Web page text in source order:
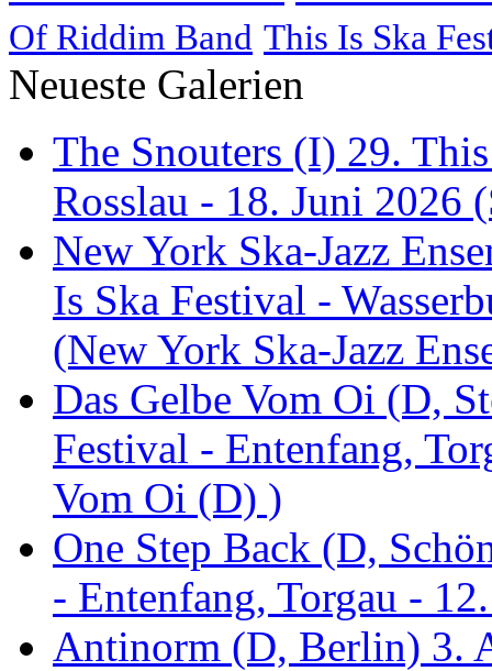
Of Riddim Band This Is Ska
Neueste Galerien
The Snouters (I) 29.
Rosslau - 18. Juni 2026
New York Ska-Jazz
Is Ska Festival -
(New York Ska-Jazz
Das Gelbe Vom Oi (D,
Festival - Entenfang,
Vom Oi (D) )
One Step Back (D,
- Entenfang, Torgau -
Antinorm (D, Berlin) 3.